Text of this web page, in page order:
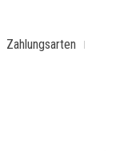
Zahlungsarten